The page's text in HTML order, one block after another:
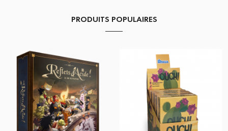
PRODUITS POPULAIRES